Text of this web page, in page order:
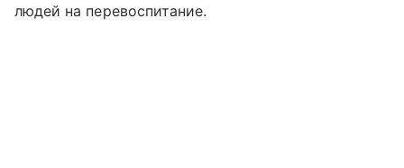
людей на перевоспитание.